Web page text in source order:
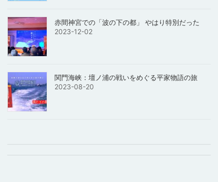
赤間神宮での「波の下の都」 やはり特別だった
2023-12-02
関門海峡：壇ノ浦の戦いをめぐる平家物語の旅
2023-08-20